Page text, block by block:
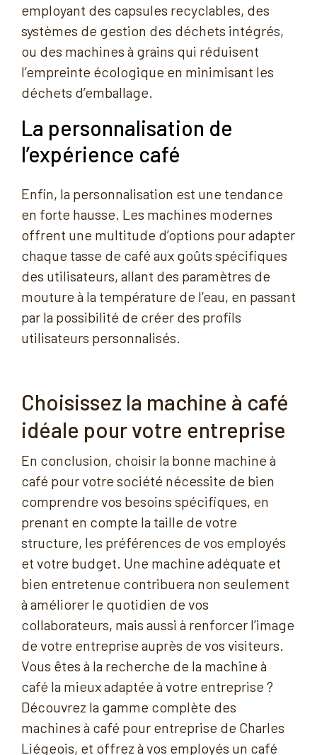
employant des capsules recyclables, des
systèmes de gestion des déchets intégrés,
ou des machines à grains qui réduisent
l’empreinte écologique en minimisant les
déchets d’emballage.
La personnalisation de
l’expérience café
Enfin, la personnalisation est une tendance
en forte hausse. Les machines modernes
offrent une multitude d’options pour adapter
chaque tasse de café aux goûts spécifiques
des utilisateurs, allant des paramètres de
mouture à la température de l’eau, en passant
par la possibilité de créer des profils
utilisateurs personnalisés.
Choisissez la machine à café
idéale pour votre entreprise
En conclusion, choisir la bonne machine à
café pour votre société nécessite de bien
comprendre vos besoins spécifiques, en
prenant en compte la taille de votre
structure, les préférences de vos employés
et votre budget. Une machine adéquate et
bien entretenue contribuera non seulement
à améliorer le quotidien de vos
collaborateurs, mais aussi à renforcer l’image
de votre entreprise auprès de vos visiteurs.
Vous êtes à la recherche de la machine à
café la mieux adaptée à votre entreprise ?
Découvrez la gamme complète des
machines à café pour entreprise de Charles
Liégeois, et offrez à vos employés un café